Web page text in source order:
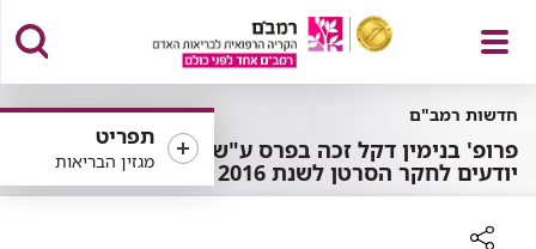
פתח
תפריט
מגזין הבריאות
חדשות רמב"ם
​​פרופ' בנימין דקל זכה בפרס ע"ש
יודעים לחקר הסרטן לשנת 2016